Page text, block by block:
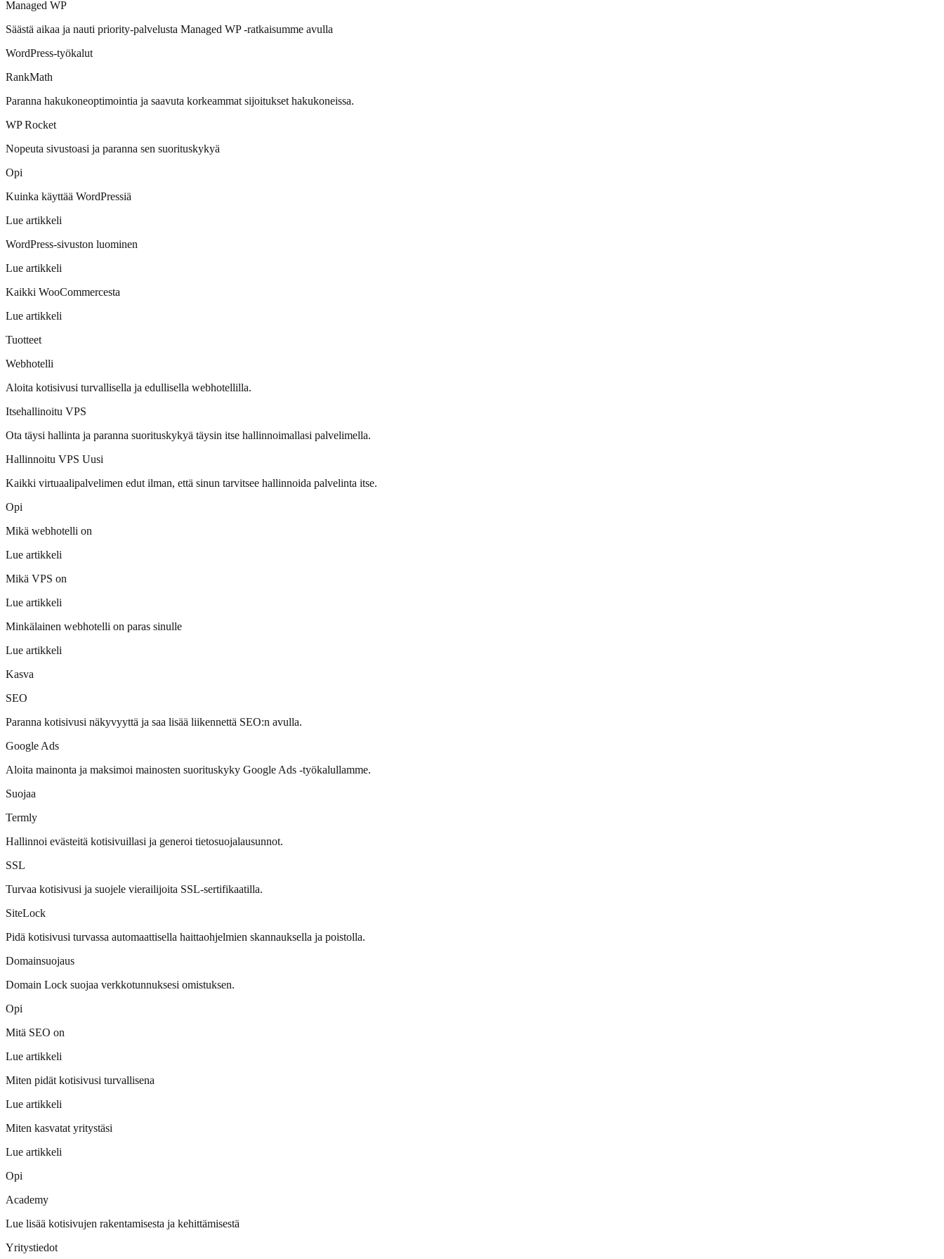
Managed WP
Säästä aikaa ja nauti priority-palvelusta Managed WP -ratkaisumme avulla
WordPress-työkalut
RankMath
Paranna hakukoneoptimointia ja saavuta korkeammat sijoitukset hakukoneissa.
WP Rocket
Nopeuta sivustoasi ja paranna sen suorituskykyä
Opi
Kuinka käyttää WordPressiä
Lue artikkeli
WordPress-sivuston luominen
Lue artikkeli
Kaikki WooCommercesta
Lue artikkeli
Tuotteet
Webhotelli
Aloita kotisivusi turvallisella ja edullisella webhotellilla.
Itsehallinoitu VPS
Ota täysi hallinta ja paranna suorituskykyä täysin itse hallinnoimallasi palvelimella.
Hallinnoitu VPS Uusi
Kaikki virtuaalipalvelimen edut ilman, että sinun tarvitsee hallinnoida palvelinta itse.
Opi
Mikä webhotelli on
Lue artikkeli
Mikä VPS on
Lue artikkeli
Minkälainen webhotelli on paras sinulle
Lue artikkeli
Kasva
SEO
Paranna kotisivusi näkyvyyttä ja saa lisää liikennettä SEO:n avulla.
Google Ads
Aloita mainonta ja maksimoi mainosten suorituskyky Google Ads -työkalullamme.
Suojaa
Termly
Hallinnoi evästeitä kotisivuillasi ja generoi tietosuojalausunnot.
SSL
Turvaa kotisivusi ja suojele vierailijoita SSL-sertifikaatilla.
SiteLock
Pidä kotisivusi turvassa automaattisella haittaohjelmien skannauksella ja poistolla.
Domainsuojaus
Domain Lock suojaa verkkotunnuksesi omistuksen.
Opi
Mitä SEO on
Lue artikkeli
Miten pidät kotisivusi turvallisena
Lue artikkeli
Miten kasvatat yritystäsi
Lue artikkeli
Opi
Academy
Lue lisää kotisivujen rakentamisesta ja kehittämisestä
Yritystiedot